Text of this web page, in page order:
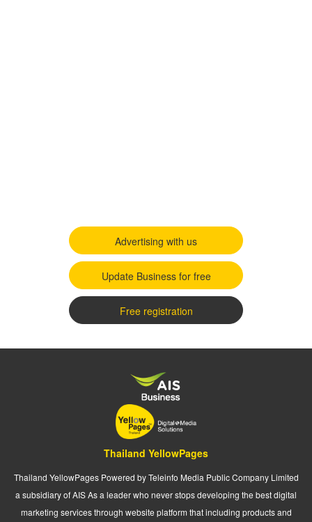
Advertising with us
Update Business for free
Free registration
Thailand YellowPages
Thailand YellowPages Powered by Teleinfo Media Public Company Limited
a subsidiary of AIS As a leader who never stops developing the best digital
marketing services through website platform that including products and